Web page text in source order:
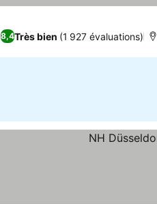
8,4Très bien (1 927 évaluations)